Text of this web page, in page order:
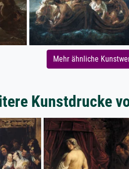
Mehr ähnliche
Kunstdrucke